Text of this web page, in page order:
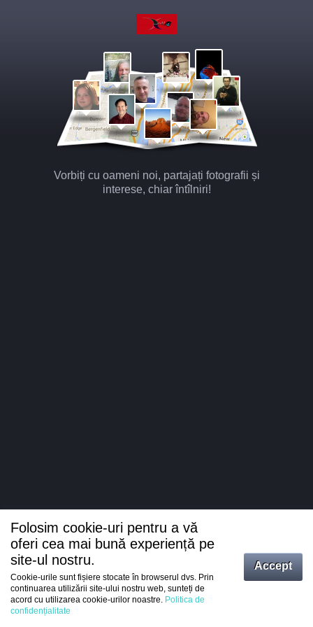
Vorbiți cu oameni noi, partajați fotografii și
interese, chiar întîlniri!
Intrați
Folosim cookie-uri pentru a vă
oferi cea mai bună experiență pe
site-ul nostru.
Cookie-urile sunt fișiere stocate în browserul dvs. Prin
continuarea utilizării site-ului nostru web, sunteți de
acord cu utilizarea cookie-urilor noastre. Politica de
confidențialitate
Accept